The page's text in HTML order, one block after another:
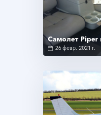
Самолет Piper
26 февр. 2021 г.